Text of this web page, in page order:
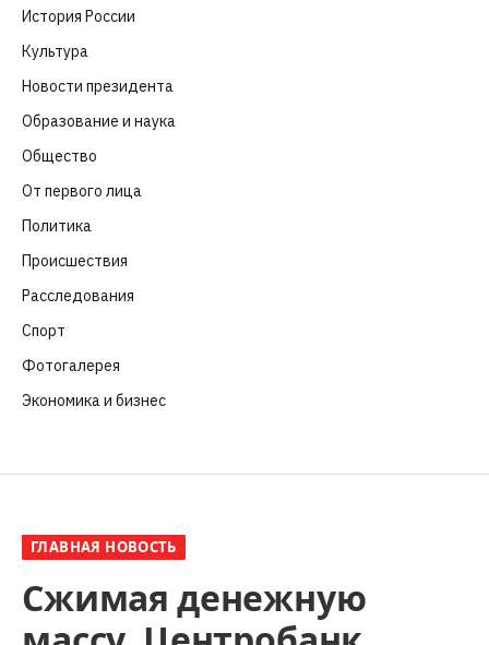
История России
Культура
Новости президента
Образование и наука
Общество
От первого лица
Политика
Происшествия
Расследования
Спорт
Фотогалерея
Экономика и бизнес
ГЛАВНАЯ НОВОСТЬ
Сжимая денежную